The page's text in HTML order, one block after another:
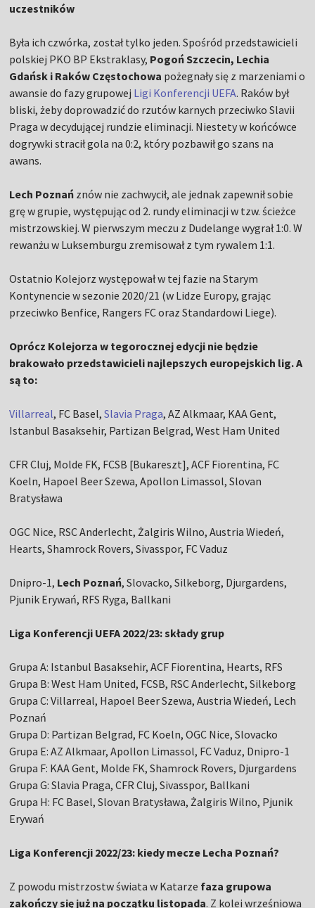
uczestników
Była ich czwórka, został tylko jeden. Spośród przedstawicieli
polskiej PKO BP Ekstraklasy, Pogoń Szczecin, Lechia
Gdańsk i Raków Częstochowa pożegnały się z marzeniami o
awansie do fazy grupowej Ligi Konferencji UEFA. Raków był
bliski, żeby doprowadzić do rzutów karnych przeciwko Slavii
Praga w decydującej rundzie eliminacji. Niestety w końcówce
dogrywki stracił gola na 0:2, który pozbawił go szans na
awans.
Lech Poznań znów nie zachwycił, ale jednak zapewnił sobie
grę w grupie, występując od 2. rundy eliminacji w tzw. ścieżce
mistrzowskiej. W pierwszym meczu z Dudelange wygrał 1:0. W
rewanżu w Luksemburgu zremisował z tym rywalem 1:1.
Ostatnio Kolejorz występował w tej fazie na Starym
Kontynencie w sezonie 2020/21 (w Lidze Europy, grając
przeciwko Benfice, Rangers FC oraz Standardowi Liege).
Oprócz Kolejorza w tegorocznej edycji nie będzie
brakowało przedstawicieli najlepszych europejskich lig. A
są to:
Villarreal, FC Basel,Slavia Praga, AZ Alkmaar, KAA Gent,
Istanbul Basaksehir, Partizan Belgrad, West Ham United
CFR Cluj, Molde FK, FCSB [Bukareszt], ACF Fiorentina, FC
Koeln, Hapoel Beer Szewa, Apollon Limassol, Slovan
Bratysława
OGC Nice, RSC Anderlecht, Żalgiris Wilno, Austria Wiedeń,
Hearts, Shamrock Rovers, Sivasspor, FC Vaduz
Dnipro-1, Lech Poznań, Slovacko, Silkeborg, Djurgardens,
Pjunik Erywań, RFS Ryga, Ballkani
Liga Konferencji UEFA 2022/23: składy grup
Grupa A: Istanbul Basaksehir, ACF Fiorentina, Hearts, RFS
Grupa B: West Ham United, FCSB, RSC Anderlecht, Silkeborg
Grupa C: Villarreal, Hapoel Beer Szewa, Austria Wiedeń, Lech
Poznań
Grupa D: Partizan Belgrad, FC Koeln, OGC Nice, Slovacko
Grupa E: AZ Alkmaar, Apollon Limassol, FC Vaduz, Dnipro-1
Grupa F: KAA Gent, Molde FK, Shamrock Rovers, Djurgardens
Grupa G: Slavia Praga, CFR Cluj, Sivasspor, Ballkani
Grupa H: FC Basel, Slovan Bratysława, Żalgiris Wilno, Pjunik
Erywań
Liga Konferencji 2022/23: kiedy mecze Lecha Poznań?
Z powodu mistrzostw świata w Katarze faza grupowa
zakończy się już na początku listopada. Z kolei wrześniowa